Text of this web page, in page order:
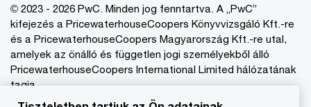
© 2023 - 2026 PwC. Minden jog fenntartva. A „PwC”
kifejezés a PricewaterhouseCoopers Könyvvizsgáló Kft.-re
és a PricewaterhouseCoopers Magyarország Kft.-re utal,
amelyek az önálló és független jogi személyekből álló
PricewaterhouseCoopers International Limited hálózatának
tagja.